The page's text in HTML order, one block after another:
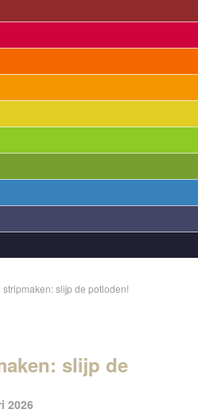
stripmaken: slijp de potloden!
slijp de
2026